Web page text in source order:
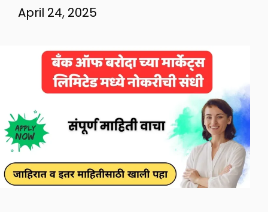
April 24, 2025